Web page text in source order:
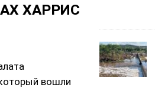
ХАРРИС
вошли